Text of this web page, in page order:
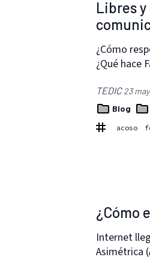
Libres
¿Cómo
¿Qué hace
TEDIC23
Blog
acoso
¿Cómo
Internet
Asimétrica